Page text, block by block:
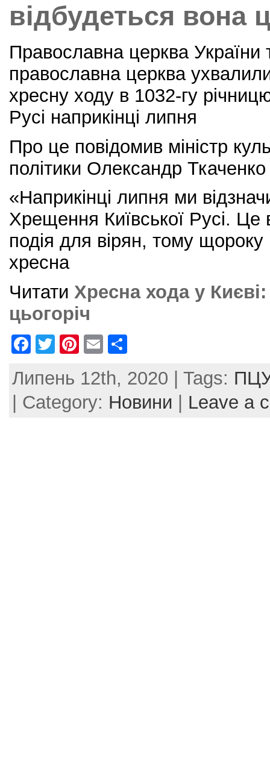
відбудеться вона
Православна церква України
православна церква
хресну ходу в 1032-гу
Русі наприкінці липня
Про це повідомив міністр
політики Олександр
«Наприкінці липня ми
Хрещення Київської Русі. Це
подія для вірян, тому
хресна
Читати Хресна хода у
цьогоріч
F
c
e
T
itt
er
Pi
er
e
E
ai ar
e
Липень 12th, 2020 | Tags: ПЦУ
| Category: Новини Leave a